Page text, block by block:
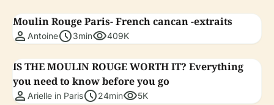
Moulin Rouge Paris- French cancan -extraits
person Antoineschedule3minvisibility409K
IS THE MOULIN ROUGE WORTH IT? Everything
you need to know before you go
person Arielle in Parisschedule24minvisibility5K